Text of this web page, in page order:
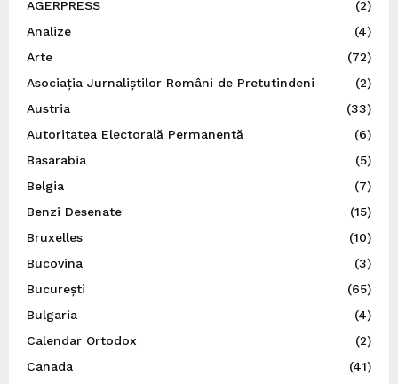
AGERPRESS
(2)
Analize
(4)
Arte
(72)
Asociația Jurnaliștilor Români de Pretutindeni
(2)
Austria
(33)
Autoritatea Electorală Permanentă
(6)
Basarabia
(5)
Belgia
(7)
Benzi Desenate
(15)
Bruxelles
(10)
Bucovina
(3)
București
(65)
Bulgaria
(4)
Calendar Ortodox
(2)
Canada
(41)